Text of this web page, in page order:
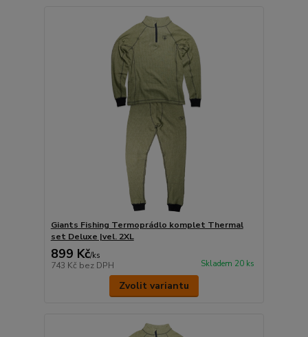
Giants Fishing Termoprádlo komplet Thermal
set Deluxe |vel. 2XL
899 Kč/ks
743 Kč bez DPH Skladem 20 ks
Zvolit variantu